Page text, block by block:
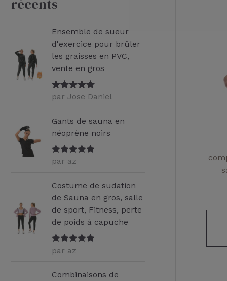
récents
Ensemble de sueur
d'exercice pour brûler
les graisses en PVC,
vente en gros
Note 5sur
par Jose Daniel
Gants de sauna en
néoprène noirs
Note5sur
par az
Costume de sudation
de Sauna en gros, salle
de sport, Fitness, perte
de poids à capuche
Note5sur
par az
Combinaisons de
e